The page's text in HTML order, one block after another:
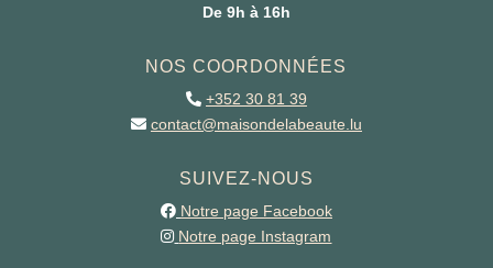
De 9h à 16h
NOS COORDONNÉES
+352 30 81 39
contact@maisondelabeaute.lu
SUIVEZ-NOUS
Notre page Facebook
Notre page Instagram